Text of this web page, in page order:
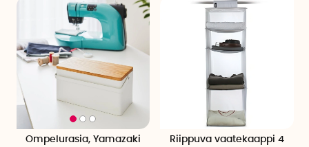
Ompelurasia, Yamazaki
Riippuva vaatekaappi 4